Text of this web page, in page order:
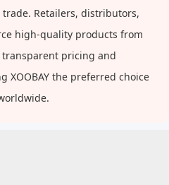
Retailers, distributors,
high-quality products from
pricing and
XOOBAY the preferred choice